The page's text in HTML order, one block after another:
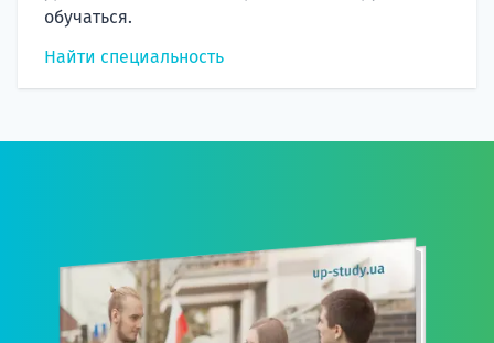
обучаться.
Найти специальность